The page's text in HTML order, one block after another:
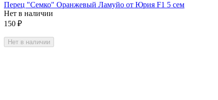
Перец "Семко" Оранжевый Ламуйо от Юрия F1 5 сем
Нет в наличии
150 ₽
Нет в наличии